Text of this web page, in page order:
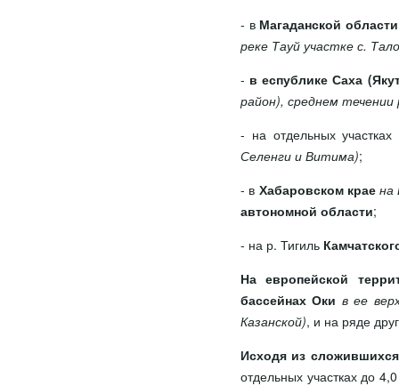
- в Магаданской области
реке Тауй участке с.
- в еспублике Саха
район), среднем
- на отдельных
Селенги и Витима);
- в Хабаровском крае на
автономной области;
- на р. Тигиль
На европейской
бассейнах Оки в ее
Казанской), и на ряде
Исходя из
отдельных участках до